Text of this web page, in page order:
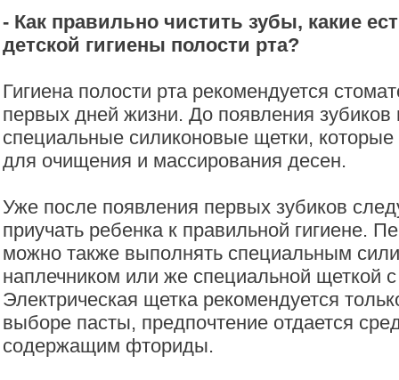
- Как правильно чистить зубы, какие
детской гигиены полости рта?
Гигиена полости рта рекомендуется
первых дней жизни. До появления зубиков
специальные силиконовые щетки,
для очищения и массирования десен.
Уже после появления первых зубиков
приучать ребенка к правильной гигиене.
можно также выполнять специальным
наплечником или же специальной щеткой
Электрическая щетка рекомендуется
выборе пасты, предпочтение отдается
содержащим фториды.